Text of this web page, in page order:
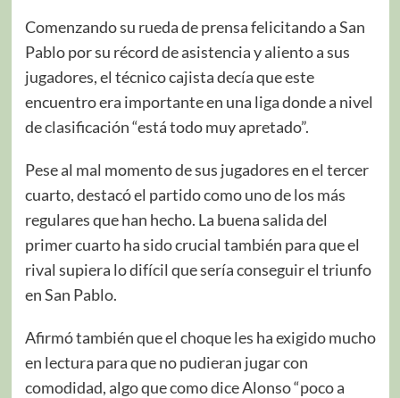
Comenzando su rueda de prensa felicitando a San
Pablo por su récord de asistencia y aliento a sus
jugadores, el técnico cajista decía que este
encuentro era importante en una liga donde a nivel
de clasificación “está todo muy apretado”.
Pese al mal momento de sus jugadores en el tercer
cuarto, destacó el partido como uno de los más
regulares que han hecho. La buena salida del
primer cuarto ha sido crucial también para que el
rival supiera lo difícil que sería conseguir el triunfo
en San Pablo.
Afirmó también que el choque les ha exigido mucho
en lectura para que no pudieran jugar con
comodidad, algo que como dice Alonso “poco a